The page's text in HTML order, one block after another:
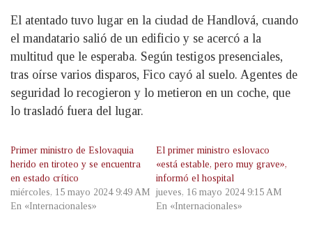
El atentado tuvo lugar en la ciudad de Handlová, cuando
el mandatario salió de un edificio y se acercó a la
multitud que le esperaba. Según testigos presenciales,
tras oírse varios disparos, Fico cayó al suelo. Agentes de
seguridad lo recogieron y lo metieron en un coche, que
lo trasladó fuera del lugar.
Primer ministro de Eslovaquia
herido en tiroteo y se encuentra
en estado crítico
miércoles, 15 mayo 2024 9:49 AM
En «Internacionales»
El primer ministro eslovaco
«está estable, pero muy grave»,
informó el hospital
jueves, 16 mayo 2024 9:15 AM
En «Internacionales»